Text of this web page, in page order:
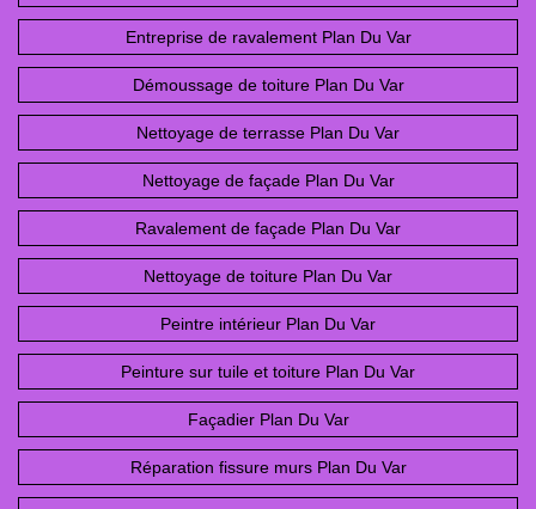
Entreprise de ravalement Plan Du Var
Démoussage de toiture Plan Du Var
Nettoyage de terrasse Plan Du Var
Nettoyage de façade Plan Du Var
Ravalement de façade Plan Du Var
Nettoyage de toiture Plan Du Var
Peintre intérieur Plan Du Var
Peinture sur tuile et toiture Plan Du Var
Façadier Plan Du Var
Réparation fissure murs Plan Du Var